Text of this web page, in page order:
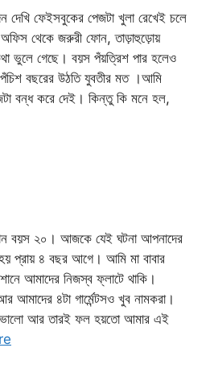
দেখি ফেইসবুকের পেজটা খুলা রেখেই চলে
থেকে জরুরী ফোন, তাড়াহুড়োয়
ভুলে গেছে। বয়স পঁয়ত্রিশ পার হলেও
বছরের উঠতি যুবতীর মত ।আমি
বন্ধ করে দেই। কিন্তু কি মনে হল,
বয়স ২০। আজকে যেই ঘটনা আপনাদের
প্রায় ৪ বছর আগে। আমি মা বাবার
আমাদের নিজস্ব ফ্লাটে থাকি।
আমাদের ৪টা গার্মেন্টসও খুব নামকরা।
ভালো আর তারই ফল হয়তো আমার এই